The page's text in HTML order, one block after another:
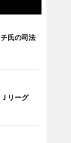
氏の司法
リーグ